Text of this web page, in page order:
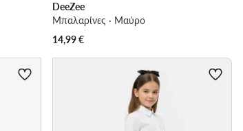
DeeZee
Μπαλαρίνες · Μαύρο
14,99€